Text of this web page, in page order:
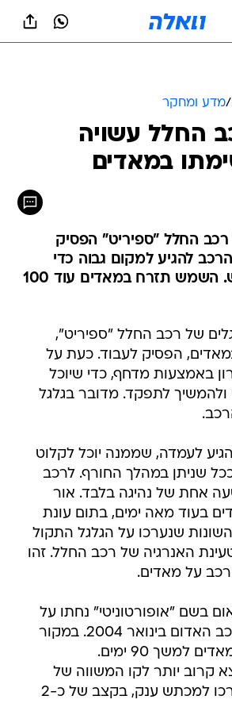
/מדע ומחקר
החלל עשויה
במאדים
רכב החלל "ספיריט" הפסיק
להגיע למקום גבוה כדי
לקלוט קרני שמש. השמש תזרח במאדים עוד 100
של רכב החלל "ספיריט",
הפסיק לעבוד. כעת על
באמצעות מדחף, כדי שיוכל
לתפקד. מדובר בגלגל
לעמדה, שממנה יוכל לקלוט
שניתן במהלך החורף. לרכב
אחת של נהיגה בלבד. אור
בעוד מאה ימים, בתום עונת
שנערכו על הגלגל התקול
האנרגיה של רכב החלל. זהו
בשם "אופורטוניטי" נחתו על
שני צדדיו של הכוכב האדום בינואר 2004. במקור
נועדו לשהות על מאדים למשך 90 ימים.
קרוב יותר לקו המשווה של
מאדים ונמצא בדרכו למכתש ענק, בקצב של כ-2